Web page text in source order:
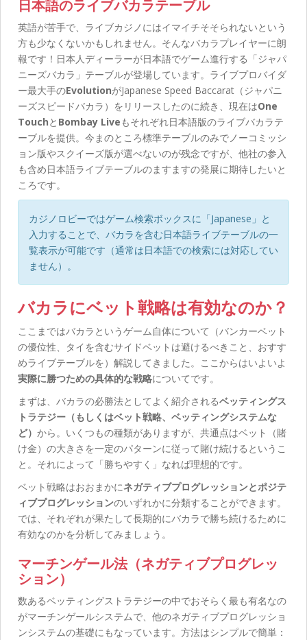
日本語のライブバカラテーブル
英語が苦手で、ライブカジノにはイマイチそそられないという
方も少なくないかもしれません。そんなバカラプレイヤーに朗
報です！日本人ディーラーが日本語でゲーム進行する「ジャパ
ニーズバカラ」テーブルが登場しています。ライブプロバイダ
ー最大手のEvolutionがJapanese Speed Baccarat（ジャパニ
ーズスピードバカラ）をリリースしたのに続き、現在はOne
Touchと Bombay Liveもそれぞれ日本語版のライブバカラテ
ーブルを提供。今まのところ標準テーブルのみでノーコミッシ
ョン版やスクイーズ版が選べないのが残念ですが、他社の参入
も含め日本語ライブテーブルのますますの発展に期待したいと
ころです。
カジノロビーではゲーム検索ボックスに「Japanese」と
入力することで、バカラを含む日本語ライブテーブルの一
覧表示が可能です（通常は日本語での検索には対応してい
ません）。
バカラにベット戦略は有効なのか？
ここまではバカラというゲーム自体について（バンカーベット
の優位性、タイを含むサイドベットは避けるべきこと、おすす
めライブテーブルを）解説してきました。ここからはいよいよ
実際に勝つための具体的な戦略についてです。
まずは、バカラの必勝法としてよく紹介されるベッティングス
トラテジー（もしくはベット戦略、ベッティングシステムな
ど） から。いくつもの種類がありますが、共通点はベット（賭
け金）の大きさを一定のパターンに従って賭け続けるというこ
と。それによって「勝ちやすく」なれば理想的です。
ベット戦略はおおまかにネガティブプログレッションとポジテ
ィブプログレッションのいずれかに分類することができます。
では、それぞれが果たして長期的にバカラで勝ち続けるために
有効なのかを分析してみましょう。
マーチンゲール法（ネガティブプログレッ
ション）
数あるベッティングストラテジーの中でおそらく最も有名なの
がマーチンゲールシステムで、他のネガティブプログレッショ
ンシステムの基礎にもなっています。方法はシンプルで簡単：